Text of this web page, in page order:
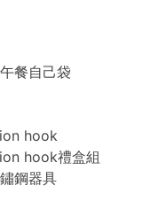
餐自己袋
hook
hook禮盒組
鋼器具